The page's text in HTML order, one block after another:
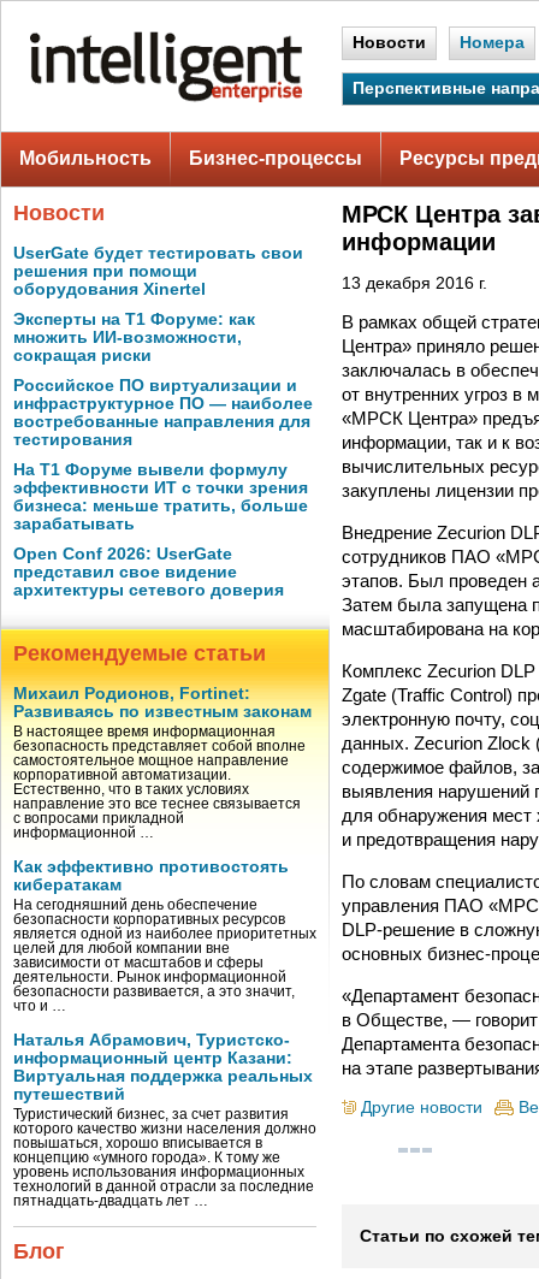
Новости Номера
Перспективные
Мобильность Бизнес-процессы Ресурсы
Новости
UserGate будет тестировать свои
решения при помощи
оборудования Xinertel
Эксперты на Т1 Форуме: как
множить ИИ-возможности,
сокращая риски
Российское ПО виртуализации и
инфраструктурное ПО — наиболее
востребованные направления для
тестирования
На Т1 Форуме вывели формулу
эффективности ИТ с точки зрения
бизнеса: меньше тратить, больше
зарабатывать
Open Conf 2026: UserGate
представил свое видение
архитектуры сетевого доверия
Рекомендуемые статьи
Михаил Родионов, Fortinet:
Развиваясь по известным законам
В настоящее время информационная
безопасность представляет собой вполне
самостоятельное мощное направление
корпоративной автоматизации.
Естественно, что в таких условиях
направление это все теснее связывается
с вопросами прикладной
информационной …
Как эффективно противостоять
кибератакам
На сегодняшний день обеспечение
безопасности корпоративных ресурсов
является одной из наиболее приоритетных
целей для любой компании вне
зависимости от масштабов и сферы
деятельности. Рынок информационной
безопасности развивается, а это значит,
что и …
Наталья Абрамович, Туристско-
информационный центр Казани:
Виртуальная поддержка реальных
путешествий
Туристический бизнес, за счет развития
которого качество жизни населения должно
повышаться, хорошо вписывается в
концепцию «умного города». К тому же
уровень использования информационных
технологий в данной отрасли за последние
пятнадцать-двадцать лет …
Блог
МРСК Центра
информации
13 декабря 2016 г.
В рамках общей
Центра» приняло
заключалась в
от внутренних угроз
«МРСК Центра»
информации, так и к
вычислительных
закуплены лицензии
Внедрение Zecurion
сотрудников ПАО
этапов. Был проведен
Затем была запущена
масштабирована на
Комплекс Zecurion
Zgate (Traffic Control)
электронную почту,
данных. Zecurion Zlock
содержимое файлов,
выявления нарушений
для обнаружения мест
и предотвращения
По словам
управления ПАО
DLP-решение в
основных бизнес-
«Департамент
в Обществе, — говорит
Департамента
на этапе
Другие новости
Статьи по схожей